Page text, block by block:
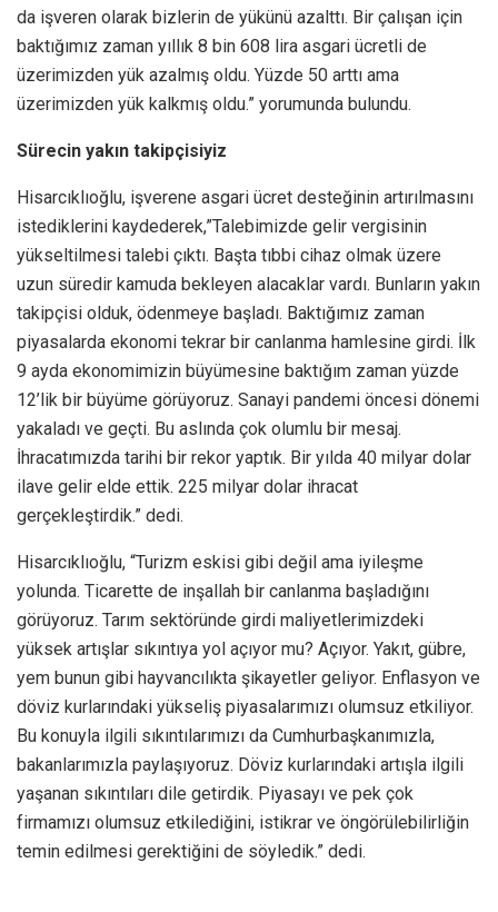
da işveren olarak bizlerin de yükünü azalttı. Bir çalışan için
baktığımız zaman yıllık 8 bin 608 lira asgari ücretli de
üzerimizden yük azalmış oldu. Yüzde 50 arttı ama
üzerimizden yük kalkmış oldu.” yorumunda bulundu.
Sürecin yakın takipçisiyiz
Hisarcıklıoğlu, işverene asgari ücret desteğinin artırılmasını
istediklerini kaydederek,”Talebimizde gelir vergisinin
yükseltilmesi talebi çıktı. Başta tıbbi cihaz olmak üzere
uzun süredir kamuda bekleyen alacaklar vardı. Bunların yakın
takipçisi olduk, ödenmeye başladı. Baktığımız zaman
piyasalarda ekonomi tekrar bir canlanma hamlesine girdi. İlk
9 ayda ekonomimizin büyümesine baktığım zaman yüzde
12’lik bir büyüme görüyoruz. Sanayi pandemi öncesi dönemi
yakaladı ve geçti. Bu aslında çok olumlu bir mesaj.
İhracatımızda tarihi bir rekor yaptık. Bir yılda 40 milyar dolar
ilave gelir elde ettik. 225 milyar dolar ihracat
gerçekleştirdik.” dedi.
Hisarcıklıoğlu, “Turizm eskisi gibi değil ama iyileşme
yolunda. Ticarette de inşallah bir canlanma başladığını
görüyoruz. Tarım sektöründe girdi maliyetlerimizdeki
yüksek artışlar sıkıntıya yol açıyor mu? Açıyor. Yakıt, gübre,
yem bunun gibi hayvancılıkta şikayetler geliyor. Enflasyon ve
döviz kurlarındaki yükseliş piyasalarımızı olumsuz etkiliyor.
Bu konuyla ilgili sıkıntılarımızı da Cumhurbaşkanımızla,
bakanlarımızla paylaşıyoruz. Döviz kurlarındaki artışla ilgili
yaşanan sıkıntıları dile getirdik. Piyasayı ve pek çok
firmamızı olumsuz etkilediğini, istikrar ve öngörülebilirliğin
temin edilmesi gerektiğini de söyledik.” dedi.